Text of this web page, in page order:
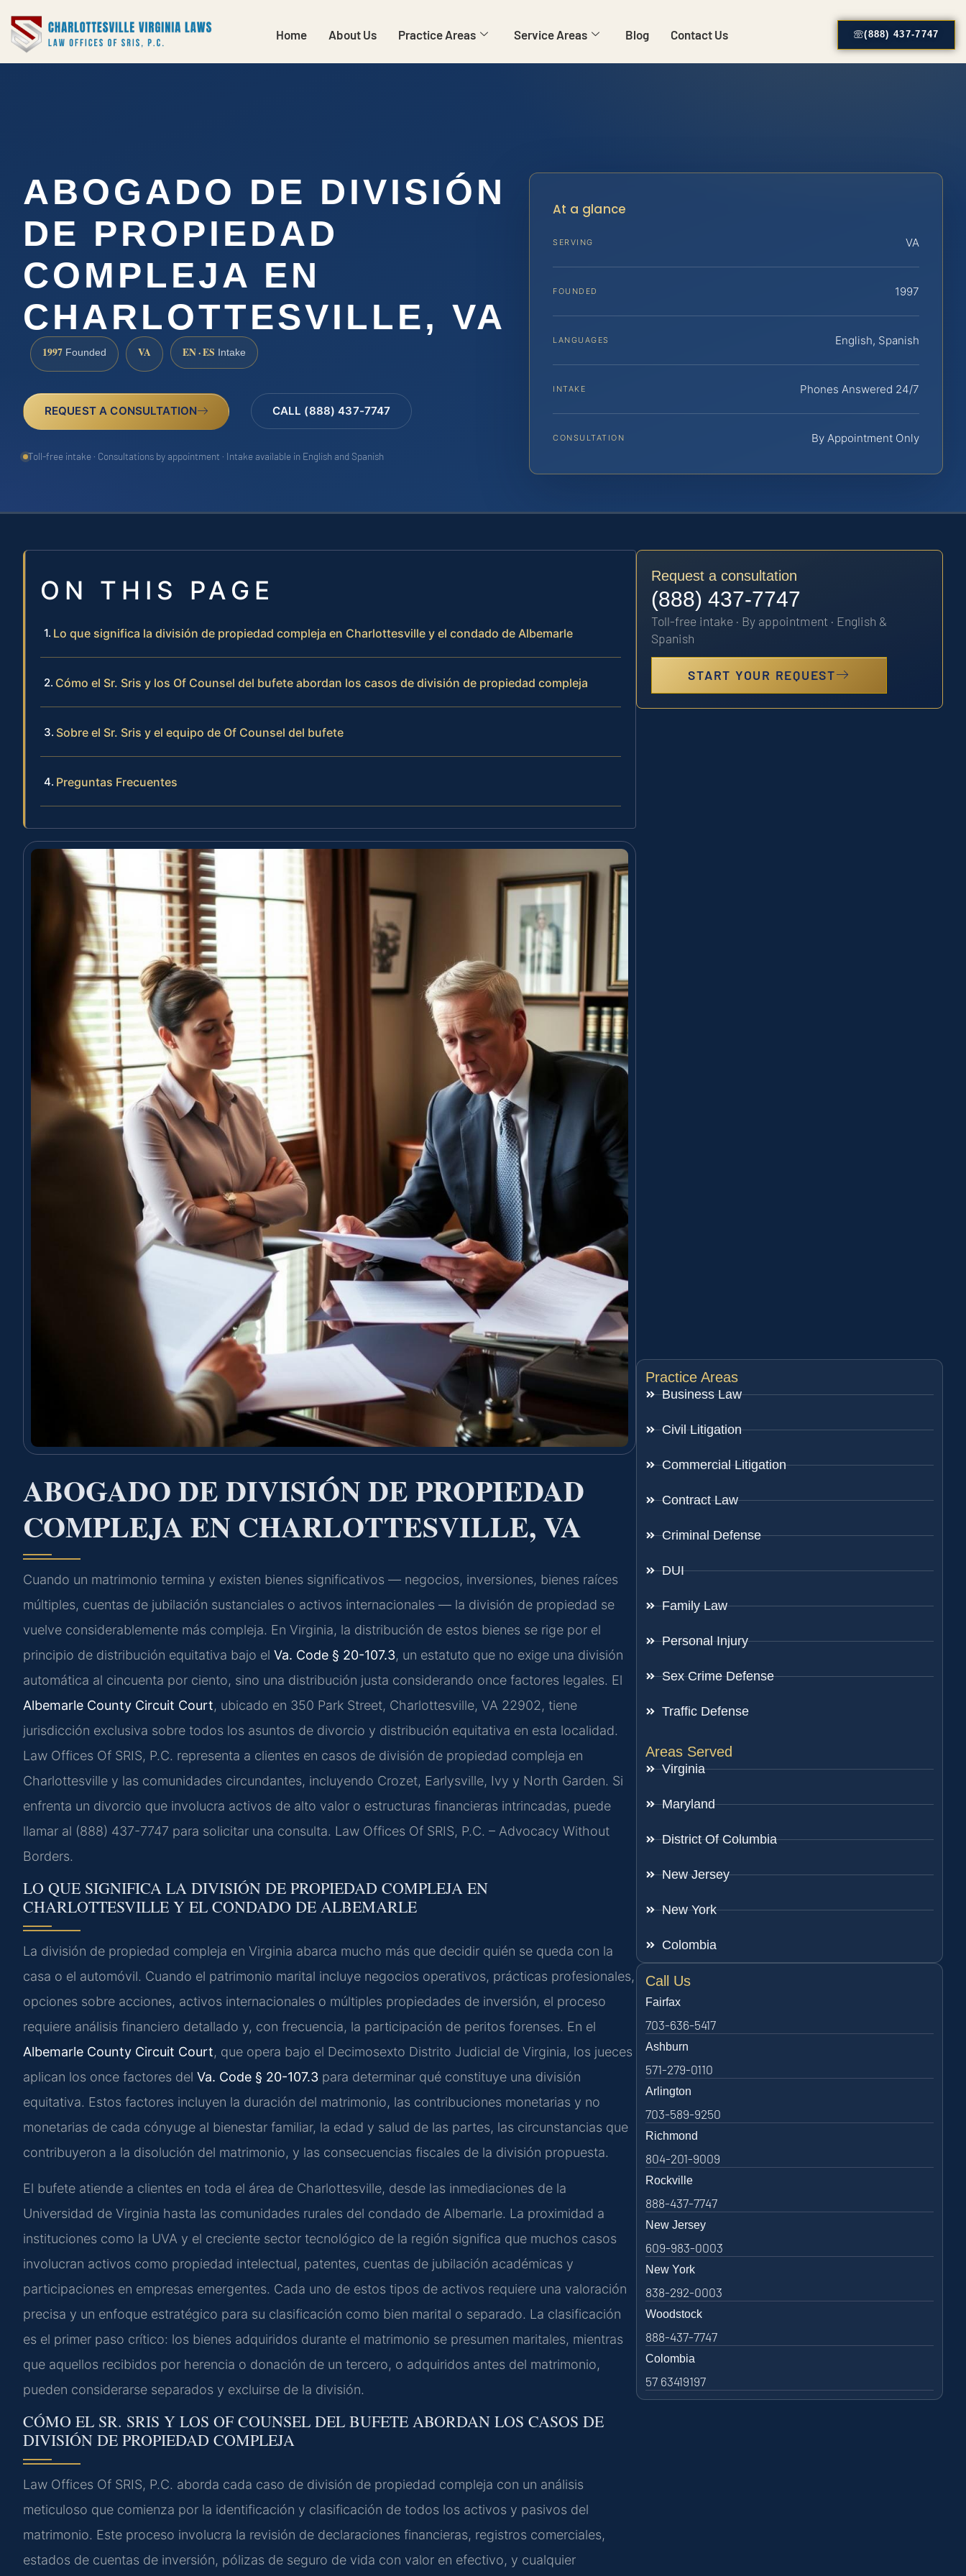
Home About Us Practice Areas Service Areas Blog Contact Us (888) 437-7747
ABOGADO DE DIVISIÓN
DE PROPIEDAD
COMPLEJA EN
CHARLOTTESVILLE, VA
1997 Founded VA EN · ES Intake
REQUEST A CONSULTATION CALL (888) 437-7747
Toll-free intake · Consultations by appointment · Intake available in English and Spanish
At a glance
SERVING VA
FOUNDED 1997
LANGUAGES English, Spanish
INTAKE Phones Answered 24/7
CONSULTATION By Appointment Only
ON THIS PAGE
Lo que significa la división de propiedad compleja en Charlottesville y el condado de Albemarle
Cómo el Sr. Sris y los Of Counsel del bufete abordan los casos de división de propiedad compleja
Sobre el Sr. Sris y el equipo de Of Counsel del bufete
Preguntas Frecuentes
ABOGADO DE DIVISIÓN DE PROPIEDAD
COMPLEJA EN CHARLOTTESVILLE, VA
Cuando un matrimonio termina y existen bienes significativos — negocios, inversiones, bienes raíces
múltiples, cuentas de jubilación sustanciales o activos internacionales — la división de propiedad se
vuelve considerablemente más compleja. En Virginia, la distribución de estos bienes se rige por el
principio de distribución equitativa bajo el Va. Code § 20-107.3, un estatuto que no exige una división
automática al cincuenta por ciento, sino una distribución justa considerando once factores legales. El
Albemarle County Circuit Court, ubicado en 350 Park Street, Charlottesville, VA 22902, tiene
jurisdicción exclusiva sobre todos los asuntos de divorcio y distribución equitativa en esta localidad.
Law Offices Of SRIS, P.C. representa a clientes en casos de división de propiedad compleja en
Charlottesville y las comunidades circundantes, incluyendo Crozet, Earlysville, Ivy y North Garden. Si
enfrenta un divorcio que involucra activos de alto valor o estructuras financieras intrincadas, puede
llamar al (888) 437-7747 para solicitar una consulta. Law Offices Of SRIS, P.C. – Advocacy Without
Borders.
LO QUE SIGNIFICA LA DIVISIÓN DE PROPIEDAD COMPLEJA EN
CHARLOTTESVILLE Y EL CONDADO DE ALBEMARLE
La división de propiedad compleja en Virginia abarca mucho más que decidir quién se queda con la
casa o el automóvil. Cuando el patrimonio marital incluye negocios operativos, prácticas profesionales,
opciones sobre acciones, activos internacionales o múltiples propiedades de inversión, el proceso
requiere análisis financiero detallado y, con frecuencia, la participación de peritos forenses. En el
Albemarle County Circuit Court, que opera bajo el Decimosexto Distrito Judicial de Virginia, los jueces
aplican los once factores del Va. Code § 20-107.3 para determinar qué constituye una división
equitativa. Estos factores incluyen la duración del matrimonio, las contribuciones monetarias y no
monetarias de cada cónyuge al bienestar familiar, la edad y salud de las partes, las circunstancias que
contribuyeron a la disolución del matrimonio, y las consecuencias fiscales de la división propuesta.
El bufete atiende a clientes en toda el área de Charlottesville, desde las inmediaciones de la
Universidad de Virginia hasta las comunidades rurales del condado de Albemarle. La proximidad a
instituciones como la UVA y el creciente sector tecnológico de la región significa que muchos casos
involucran activos como propiedad intelectual, patentes, cuentas de jubilación académicas y
participaciones en empresas emergentes. Cada uno de estos tipos de activos requiere una valoración
precisa y un enfoque estratégico para su clasificación como bien marital o separado. La clasificación
es el primer paso crítico: los bienes adquiridos durante el matrimonio se presumen maritales, mientras
que aquellos recibidos por herencia o donación de un tercero, o adquiridos antes del matrimonio,
pueden considerarse separados y excluirse de la división.
CÓMO EL SR. SRIS Y LOS OF COUNSEL DEL BUFETE ABORDAN LOS CASOS DE
DIVISIÓN DE PROPIEDAD COMPLEJA
Law Offices Of SRIS, P.C. aborda cada caso de división de propiedad compleja con un análisis
meticuloso que comienza por la identificación y clasificación de todos los activos y pasivos del
matrimonio. Este proceso involucra la revisión de declaraciones financieras, registros comerciales,
estados de cuentas de inversión, pólizas de seguro de vida con valor en efectivo, y cualquier
Request a consultation
(888) 437-7747
Toll-free intake · By appointment · English &
Spanish
START YOUR REQUEST
Practice Areas
Business Law
Civil Litigation
Commercial Litigation
Contract Law
Criminal Defense
DUI
Family Law
Personal Injury
Sex Crime Defense
Traffic Defense
Areas Served
Virginia
Maryland
District Of Columbia
New Jersey
New York
Colombia
Call Us
Fairfax
703-636-5417
Ashburn
571-279-0110
Arlington
703-589-9250
Richmond
804-201-9009
Rockville
888-437-7747
New Jersey
609-983-0003
New York
838-292-0003
Woodstock
888-437-7747
Colombia
57 63419197